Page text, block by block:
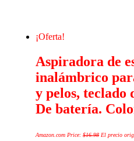
¡Oferta!
Aspiradora de
inalámbrico
y pelos, teclado
De batería.
Amazon.com Price:$16.98 El precio